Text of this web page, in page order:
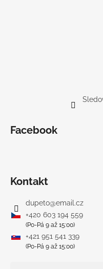
Facebook
Kontakt
dupeto@email.cz
+420 603 194 559
(Po-Pá 9 až 15:00)
+421 951 541 339
(Po-Pá 9 až 15:00)